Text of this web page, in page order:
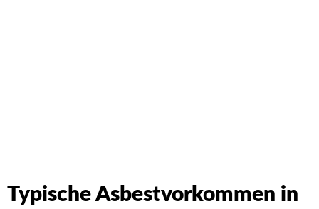
Typische Asbestvorkommen in